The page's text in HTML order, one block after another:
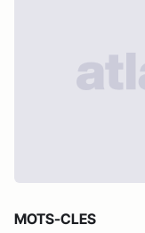
MOTS-CLES